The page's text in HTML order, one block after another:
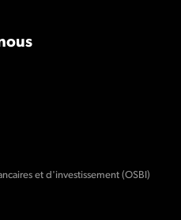
et d'investissement (OSBI)